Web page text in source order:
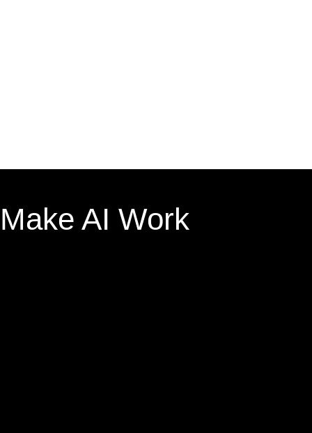
Make AI Work